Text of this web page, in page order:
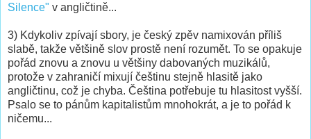
Silence" v angličtině...
3) Kdykoliv zpívají sbory, je český zpěv namixován příliš
slabě, takže většině slov prostě není rozumět. To se opakuje
pořád znovu a znovu u většiny dabovaných muzikálů,
protože v zahraničí mixují češtinu stejně hlasitě jako
angličtinu, což je chyba. Čeština potřebuje tu hlasitost vyšší.
Psalo se to pánům kapitalistům mnohokrát, a je to pořád k
ničemu...